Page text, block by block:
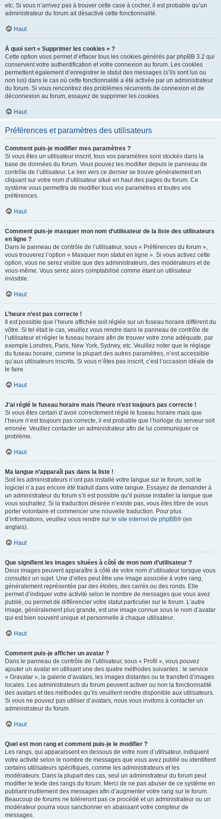
etc. Si vous n’arrivez pas à trouver cette case à cocher, il est probable qu’un
administrateur du forum ait désactivé cette fonctionnalité.
Haut
À quoi sert « Supprimer les cookies » ?
Cette option vous permet d’effacer tous les cookies générés par phpBB 3.2 qui
conservent votre authentification et votre connexion au forum. Les cookies
permettent également d’enregistrer le statut des messages (s’ils sont lus ou
non lus) dans le cas où cette fonctionnalité a été activée par un administrateur
du forum. Si vous rencontrez des problèmes récurrents de connexion et de
déconnexion au forum, essayez de supprimer les cookies.
Haut
Préférences et paramètres des utilisateurs
Comment puis-je modifier mes paramètres ?
Si vous êtes un utilisateur inscrit, tous vos paramètres sont stockés dans la
base de données du forum. Vous pouvez les modifier depuis le panneau de
contrôle de l’utilisateur. Le lien vers ce dernier se trouve généralement en
cliquant sur votre nom d’utilisateur situé en haut des pages du forum. Ce
système vous permettra de modifier tous vos paramètres et toutes vos
préférences.
Haut
Comment puis-je masquer mon nom d’utilisateur de la liste des utilisateurs
en ligne ?
Dans le panneau de contrôle de l’utilisateur, sous « Préférences du forum »,
vous trouverez l’option « Masquer mon statut en ligne ». Si vous activez cette
option, vous ne serez visible que des administrateurs, des modérateurs et de
vous-même. Vous serez alors comptabilisé comme étant un utilisateur
invisible.
Haut
L’heure n’est pas correcte !
Il est possible que l’heure affichée soit réglée sur un fuseau horaire différent du
vôtre. Si tel était le cas, veuillez vous rendre dans le panneau de contrôle de
l’utilisateur et régler le fuseau horaire afin de trouver votre zone adéquate, par
exemple Londres, Paris, New York, Sydney, etc. Veuillez noter que le réglage
du fuseau horaire, comme la plupart des autres paramètres, n’est accessible
qu’aux utilisateurs inscrits. Si vous n’êtes pas inscrit, c’est l’occasion idéale de
le faire.
Haut
J’ai réglé le fuseau horaire mais l’heure n’est toujours pas correcte !
Si vous êtes certain d’avoir correctement réglé le fuseau horaire mais que
l’heure n’est toujours pas correcte, il est probable que l’horloge du serveur soit
erronée. Veuillez contacter un administrateur afin de lui communiquer ce
problème.
Haut
Ma langue n’apparaît pas dans la liste !
Soit les administrateurs n’ont pas installé votre langue sur le forum, soit le
logiciel n’a pas encore été traduit dans votre langue. Essayez de demander à
un administrateur du forum s’il est possible qu’il puisse installer la langue que
vous souhaitez. Si la traduction désirée n’existe pas, vous êtes libre de vous
porter volontaire et commencer une nouvelle traduction. Pour plus
d’informations, veuillez vous rendre sur le site internet de phpBB® (en
anglais).
Haut
Que signifient les images situées à côté de mon nom d’utilisateur ?
Deux images peuvent apparaître à côté de votre nom d’utilisateur lorsque vous
consultez un sujet. Une d’elles peut être une image associée à votre rang,
généralement représentée par des étoiles, des carrés ou des ronds. Elle
permet d’indiquer votre activité selon le nombre de messages que vous avez
publié, ou permet de différencier votre statut particulier sur le forum. L’autre
image, généralement plus grande, est une image connue sous le nom d’avatar
qui est bien souvent unique et personnelle à chaque utilisateur.
Haut
Comment puis-je afficher un avatar ?
Dans le panneau de contrôle de l’utilisateur, sous « Profil », vous pouvez
ajouter un avatar en utilisant une des quatre méthodes suivantes : le service
« Gravatar », la galerie d’avatars, les images distantes ou le transfert d’images
locales. Les administrateurs du forum peuvent activer ou non la fonctionnalité
des avatars et des méthodes qu’ils veuillent rendre disponible aux utilisateurs.
Si vous ne pouvez pas utiliser d’avatars, nous vous invitons à contacter un
administrateur du forum.
Haut
Quel est mon rang et comment puis-je le modifier ?
Les rangs, qui apparaissent en dessous de votre nom d’utilisateur, indiquent
votre activité selon le nombre de messages que vous avez publié ou identifient
certains utilisateurs spécifiques, comme les administrateurs et les
modérateurs. Dans la plupart des cas, seul un administrateur du forum peut
modifier le texte des rangs du forum. Merci de ne pas abuser de ce système en
publiant inutilement des messages afin d’augmenter votre rang sur le forum.
Beaucoup de forums ne toléreront pas ce procédé et un administrateur ou un
modérateur pourra vous sanctionner en abaissant votre compteur de
messages.